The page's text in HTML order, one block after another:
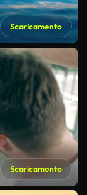
Scaricamento
Scaricamento